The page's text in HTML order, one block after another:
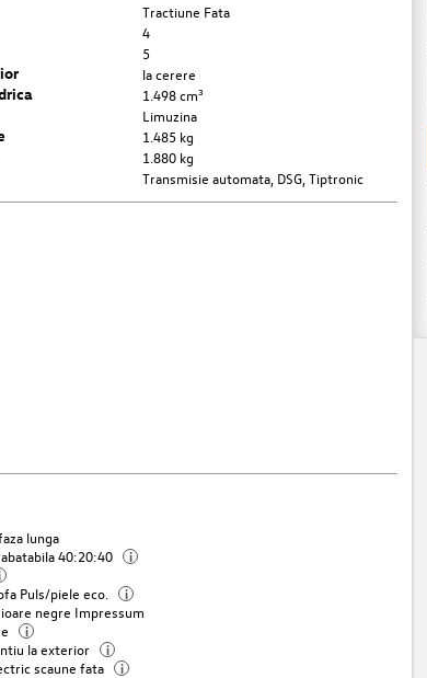
Tractiune Fata
4
5
la cerere
1.498 cm³
Limuzina
1.485 kg
1.880 kg
Transmisie automata, DSG, Tiptronic
lunga
40:20:40 i
Puls/piele eco. i
negre Impressum
i
la exterior i
scaune fata i